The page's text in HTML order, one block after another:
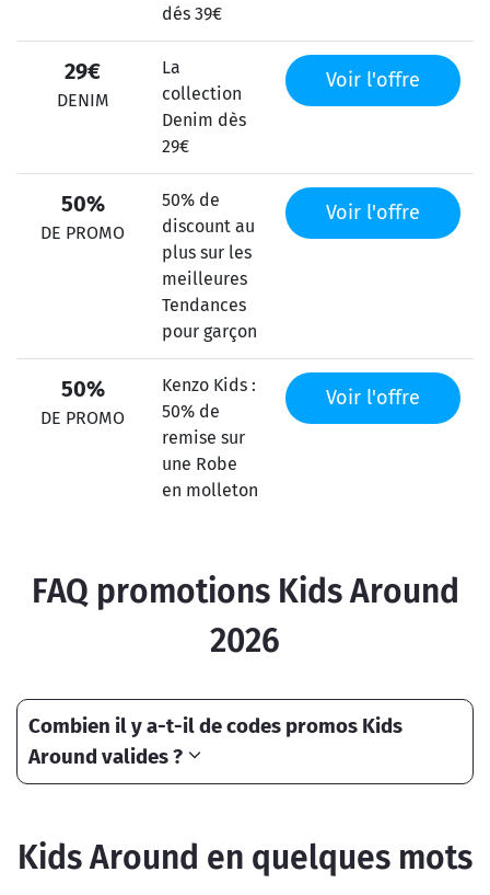
dés 39€
29€
DENIM
La
collection
Denim dès
29€
Voir l'offre
50%
DE PROMO
50% de
discount au
plus sur les
meilleures
Tendances
pour garçon
Voir l'offre
50%
DE PROMO
Kenzo Kids :
50% de
remise sur
une Robe
en molleton
Voir l'offre
FAQ promotions Kids Around
2026
Combien il y a-t-il de codes promos Kids
Around valides ?
Kids Around en quelques mots